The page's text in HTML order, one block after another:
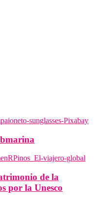
de la
por la Unesco